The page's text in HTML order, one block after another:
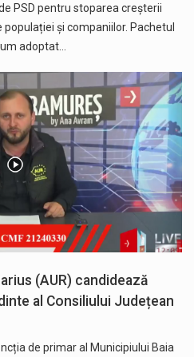
PSD pentru stoparea creșterii
și companiilor. Pachetul
adoptat…
(AUR) candidează
al Consiliului Județean
de primar al Municipiului Baia